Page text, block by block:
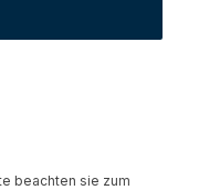
beachten sie zum